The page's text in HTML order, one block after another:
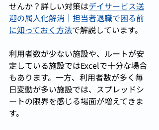
せんか？詳しい対策はデイサービス送
迎の属人化解消｜担当者退職で困る前
に知っておく方法で解説しています。
利用者数が少ない施設や、ルートが安
定している施設ではExcelで十分な場合
もあります。一方、利用者数が多く毎
日変動が多い施設では、スプレッドシ
ートの限界を感じる場面が増えてきま
す。